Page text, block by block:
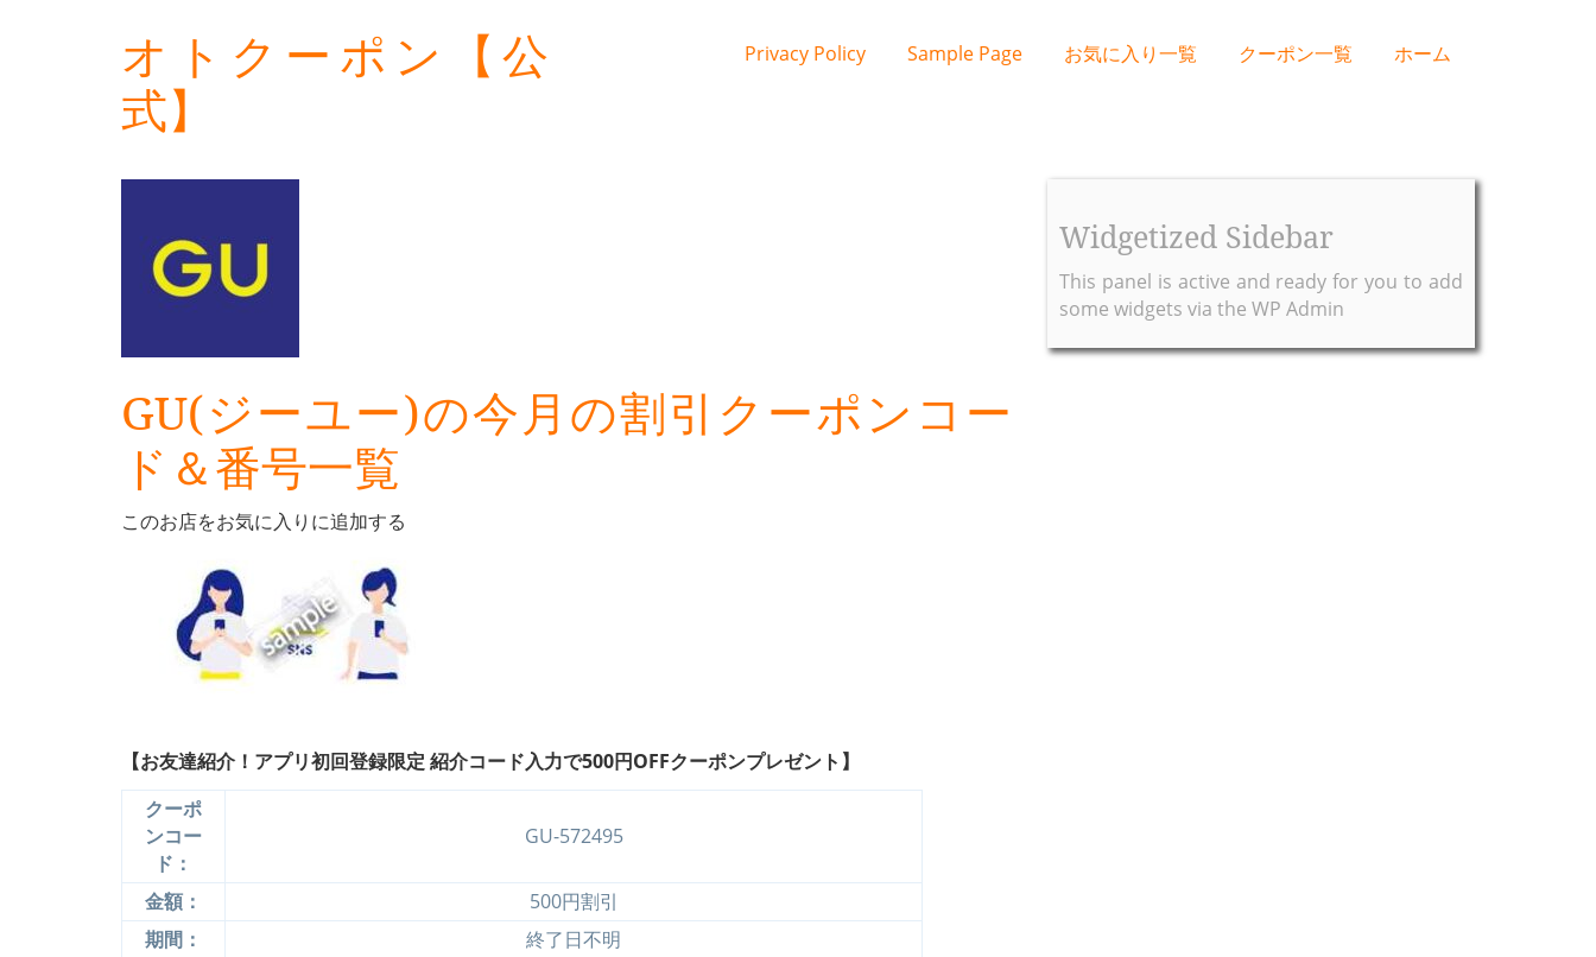
オトクーポン【公
式】
Privacy Policy Sample Page お気に入り一覧 クーポン一覧 ホーム
GU(ジーユー)の今月の割引クーポンコー
ド＆番号一覧
このお店をお気に入りに追加する
【お友達紹介！アプリ初回登録限定 紹介コード入力で500円OFFクーポンプレゼント】
クーポ
ンコー
ド：
GU-572495
金額：
500円割引
期間：
終了日不明
Widgetized Sidebar
This panel is active and ready for you to add
some widgets via the WP Admin